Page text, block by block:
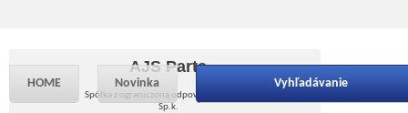
HOME Novinka Vyhľadávanie
AJS Parts
Spółka z ograniczoną odpowiedzialnością
Sp.k.